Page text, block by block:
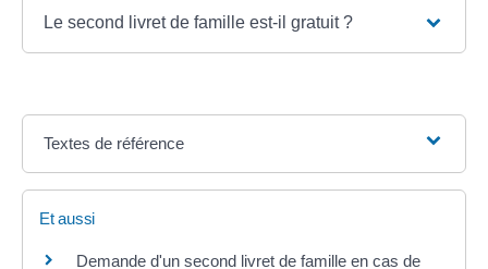
Le second livret de famille est-il gratuit ?
Textes de référence
Et aussi
Demande d'un second livret de famille en cas de